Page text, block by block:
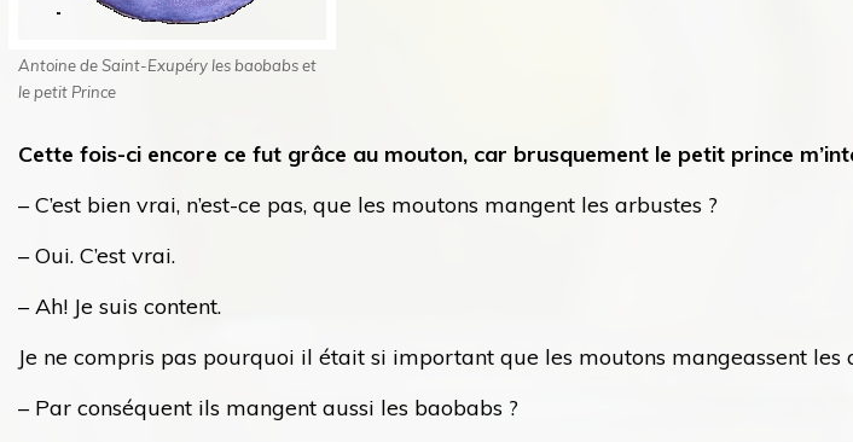
Antoine de Saint-Exupéry les baobabs et
le petit Prince
Cette fois-ci encore ce fut grâce au mouton, car brusquement le petit prince
– C’est bien vrai, n’est-ce pas, que les moutons mangent les arbustes ?
– Oui. C’est vrai.
– Ah! Je suis content.
Je ne compris pas pourquoi il était si important que les moutons mangeassent
– Par conséquent ils mangent aussi les baobabs ?